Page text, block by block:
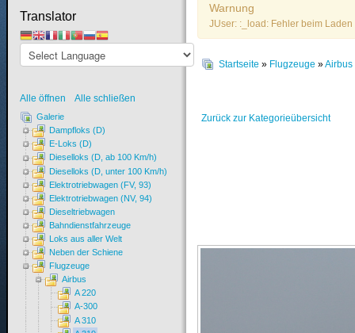
Warnung
JUser: :_load: Fehler beim
Startseite » Flugzeuge »Airbus
Zurück zur Kategorieübersicht
Translator
Alle öffnen Alle schließen
Galerie
Dampfloks (D)
E-Loks (D)
Dieselloks (D, ab 100 Km/h)
Dieselloks (D, unter 100 Km/h)
Elektrotriebwagen (FV, 93)
Elektrotriebwagen (NV, 94)
Dieseltriebwagen
Bahndienstfahrzeuge
Loks aus aller Welt
Neben der Schiene
Flugzeuge
Airbus
A 220
A-300
A 310